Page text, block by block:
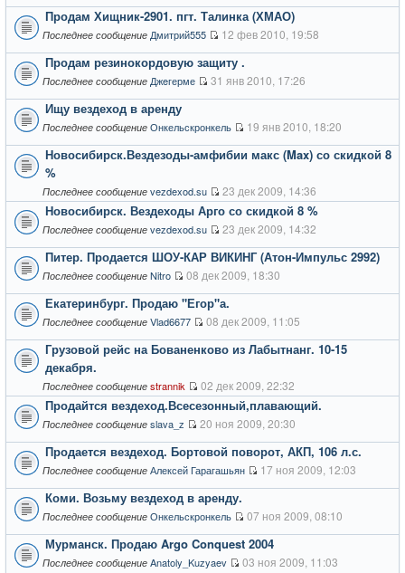
Продам Хищник-2901. пгт. Талинка (ХМАО)
Последнее сообщение Дмитрий555 12 фев 2010, 19:58
Продам резинокордовую защиту .
Последнее сообщение Джeгерме 31 янв 2010, 17:26
Ищу вездеход в аренду
Последнее сообщение Онкельскронкель 19 янв 2010, 18:20
Новосибирск.Вездезоды-амфибии макс (Max) со скидкой 8
%
Последнее сообщение vezdexod.su 23 дек 2009, 14:36
Новосибирск. Вездеходы Арго со скидкой 8 %
Последнее сообщение vezdexod.su 23 дек 2009, 14:32
Питер. Продается ШОУ-КАР ВИКИНГ (Атон-Импульс 2992)
Последнее сообщение Nitro 08 дек 2009, 18:30
Екатеринбург. Продаю "Егор"а.
Последнее сообщение Vlad6677 08 дек 2009, 11:05
Грузовой рейс на Бованенково из Лабытнанг. 10-15
декабря.
Последнее сообщение strannik 02 дек 2009, 22:32
Продайтся вездеход.Всесезонный,плавающий.
Последнее сообщение slava_z 20 ноя 2009, 20:30
Продается вездеход. Бортовой поворот, АКП, 106 л.с.
Последнее сообщение Алексей Гарагашьян 17 ноя 2009, 12:03
Коми. Возьму вездеход в аренду.
Последнее сообщение Онкельскронкель 07 ноя 2009, 08:10
Мурманск. Продаю Argo Conquest 2004
Последнее сообщение Anatoly_Kuzyaev 03 ноя 2009, 11:03